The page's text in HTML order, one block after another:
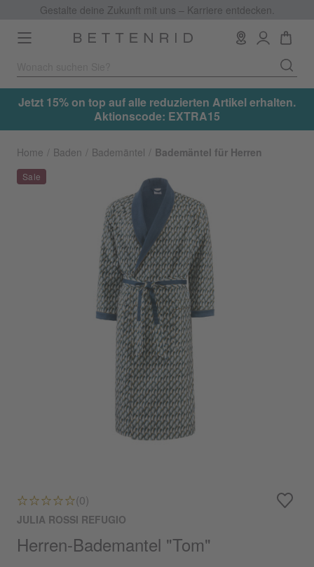
Gestalte deine Zukunft mit uns – Karriere entdecken.
Toggle
navigation
Jetzt 15% on top auf alle reduzierten Artikel erhalten.
Aktionscode: EXTRA15
Home Baden Bademäntel Bademäntel für Herren
(0)
JULIA ROSSI REFUGIO
Herren-Bademantel "Tom"